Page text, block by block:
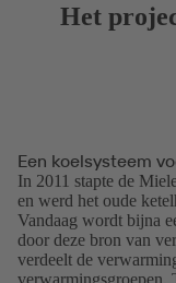
Het
Een koelsysteem
In 2011 stapte de
en werd het oude
Vandaag wordt bijna
door deze bron van
verdeelt de
verwarmingsgroepen.